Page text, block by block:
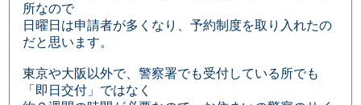
所なので
日曜日は申請者が多くなり、予約制度を取り入れたの
だと思います。
東京や大阪以外で、警察署でも受付している所でも
「即日交付」ではなく